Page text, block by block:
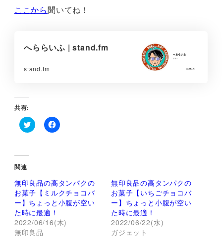
ここから聞いてね！
へららいふ | stand.fm
stand.fm
共有:
ク
し
て
T
i
t
t
e
r
で
共
有
(
F
で
共
有
す
る
に
は
関連
無印良品の高タンパクの
お菓子【ミルクチョコバ
ー】ちょっと小腹が空い
た時に最適！
2022/06/16(木)
無印良品
無印良品の高タンパクの
お菓子【いちごチョコバ
ー】ちょっと小腹が空い
た時に最適！
2022/06/22(水)
ガジェット